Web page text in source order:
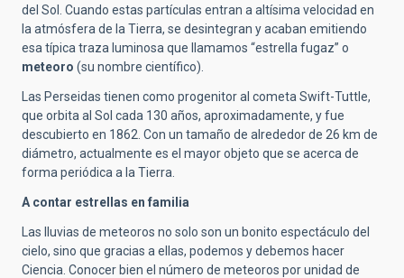
del Sol. Cuando estas partículas entran a altísima velocidad en
la atmósfera de la Tierra, se desintegran y acaban emitiendo
esa típica traza luminosa que llamamos “estrella fugaz” o
meteoro (su nombre científico).
Las Perseidas tienen como progenitor al cometa Swift-Tuttle,
que orbita al Sol cada 130 años, aproximadamente, y fue
descubierto en 1862. Con un tamaño de alrededor de 26 km de
diámetro, actualmente es el mayor objeto que se acerca de
forma periódica a la Tierra.
A contar estrellas en familia
Las lluvias de meteoros no solo son un bonito espectáculo del
cielo, sino que gracias a ellas, podemos y debemos hacer
Ciencia. Conocer bien el número de meteoros por unidad de